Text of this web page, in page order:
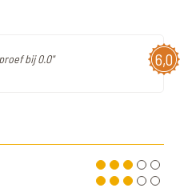
6,0
bij 0.0"